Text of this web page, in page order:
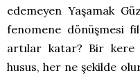
edemeyen Yaşamak
fenomene dönüşmesi
artılar katar? Bir
husus, her ne şekilde